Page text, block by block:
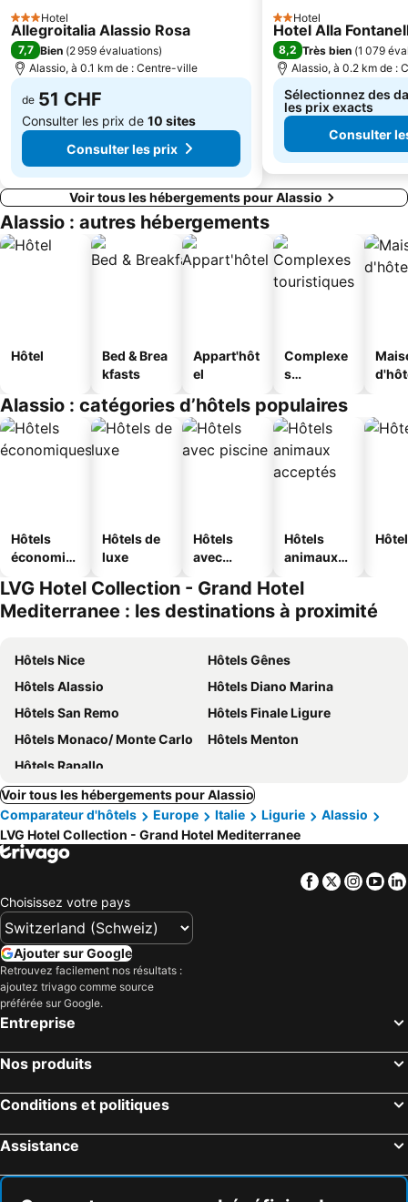
L'Ancora
La Nuit Blanche
3 Étoiles
Hotel
Allegroitalia Alassio Rosa
7,7 Bien (2 959 évaluations)
Alassio, à 0.1 km de : Centre-ville
de 51 CHF
Consulter les prix de 10 sites
Consulter les prix
2 Étoiles
Hotel
Hotel Alla
8,2 Très bien (1 079
Alassio, à 0.2 km de :
Sélectionnez des
les prix exacts
Consulter
Voir tous les hébergements pour Alassio
Alassio : autres hébergements
Hôtel
Bed & Brea
kfasts
Appart'hôt
el
Complexe
s
s
Alassio : catégories d’hôtels populaires
Hôtels
économiq
Hôtels de
luxe
Hôtels
avec
Hôtels
animaux
LVG Hotel Collection - Grand Hotel
Mediterranee : les destinations à proximité
Hôtels Nice
Hôtels Gênes
Hôtels Alassio
Hôtels Diano Marina
Hôtels San Remo
Hôtels Finale Ligure
Hôtels Monaco/ Monte Carlo
Hôtels Menton
Hôtels Rapallo
Voir tous les hébergements pour Alassio
Comparateur d'hôtels
Europe Italie Ligurie
Alassio
LVG Hotel Collection - Grand Hotel Mediterranee
Facebook
Twitter
Choisissez votre pays
Ajouter sur Google
Retrouvez facilement nos résultats :
ajoutez trivago comme source
préférée sur Google.
Entreprise
Nos produits
Conditions et politiques
Assistance